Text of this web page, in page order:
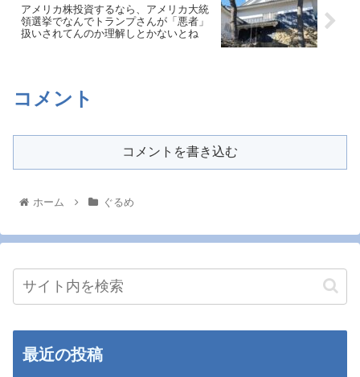
アメリカ株投資するなら、アメリカ大統
領選挙でなんでトランプさんが「悪者」
扱いされてんのか理解しとかないとね
コメント
コメントを書き込む
ホーム ぐるめ
最近の投稿